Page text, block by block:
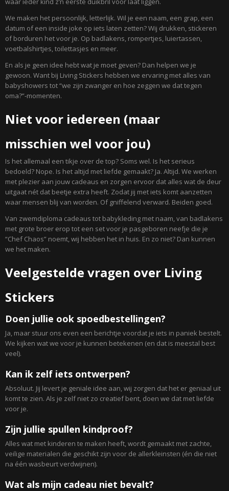
We maken het persoonlijk, letterlijk. Wil je een naam, een grap, een
datum of een inside joke op iets laten zetten? Wij drukken, stickeren
of borduren het voor je. Op badlakens, rompertjes, luiertassen,
voetbalshirtjes, toilettasjes en meer.
En als je geen idee hebt wat je moet geven? Dan helpen we je
gewoon. Want bij Living Stickers hebben we ervaring met alles van
babyshowers tot “we zijn zwanger en hoe zeggen we dat tegen
oma?”-momenten.
Niet voor iedereen (maar
misschien wel voor jou)
Is het allemaal een tikje over de top? Soms wel. Is het serieus
bedoeld? Nope. Is het altijd met liefde gemaakt? Ja. Altijd. We werken
met plezier aan jouw cadeaus en zorgen ervoor dat alles wat de deur
uitgaat nét dat beetje extra heeft. Zodat jij met iets komt aanzetten
waar mensen blij van worden. Of gniffelend verward. Beiden goed.
Van zwemdiploma cadeaus tot babykleding met naam, van badlakens
met grote broer erop tot een set voor je pasgeboren neefje die je
“Chef Chaos” noemt, wij hebben het in huis. En zo niet? Dan kunnen
we het maken.
Veelgestelde vragen over Living
Stickers
Doen jullie ook spoedbestellingen?
Ja, maar stuur ons even een berichtje voordat je iets in paniek bestelt.
We kijken wat we voor je kunnen betekenen (en dat is meestal best
veel).
Kan ik zelf iets ontwerpen?
Absoluut. Jij levert je geniale idee aan, wij zorgen dat het er geniaal uit
komt te zien. Als je zelf niet zo creatief bent, doen we dat met liefde
voor je.
Zijn jullie spullen kindproof?
Alles wat met kinderen te maken heeft, wordt gemaakt met zachte,
veilige materialen die geschikt zijn voor de allerkleinsten (én die niet
na één wasbeurt verdwijnen).
Wat als mijn cadeau niet bevalt?